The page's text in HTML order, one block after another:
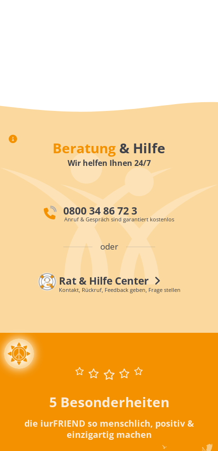
Beratung & Hilfe
Wir helfen Ihnen 24/7
0800 34 86 72 3
Anruf & Gespräch sind garantiert kostenlos
oder
Rat & Hilfe Center
Kontakt, Rückruf, Feedback geben, Frage stellen
5 Besonderheiten
die iurFRIEND so menschlich, positiv &
einzigartig machen